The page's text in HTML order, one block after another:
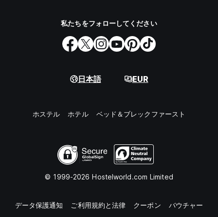
私たちをフォローしてください
日本語 EUR
ホステル ホテル ベッド＆ブレックファースト
© 1999-2026 Hostelworld.com Limited
データ保護通知 ご利用規約と法律 クーポン バウチャー